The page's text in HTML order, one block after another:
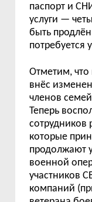
паспорт и
услуги —
быть
потребуется
Отметим, что
внёс
членов
Теперь
сотрудников
которые
продолжают
военной
участников
компаний